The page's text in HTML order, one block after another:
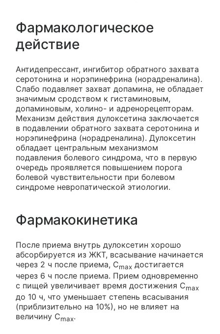
Фармакологическое
действие
Антидепрессант, ингибитор обратного захвата
серотонина и норэпинефрина (норадреналина).
Слабо подавляет захват допамина, не обладает
значимым сродством к гистаминовым,
допаминовым, холино- и адренорецепторам.
Механизм действия дулоксетина заключается
в подавлении обратного захвата серотонина и
норэпинефрина (норадреналина). Дулоксетин
обладает центральным механизмом
подавления болевого синдрома, что в первую
очередь проявляется повышением порога
болевой чувствительности при болевом
синдроме невропатической этиологии.
Фармакокинетика
После приема внутрь дулоксетин хорошо
абсорбируется из ЖКТ, всасывание начинается
через 2 ч после приема, Cmax достигается
через 6 ч после приема. Прием одновременно
с пищей увеличивает время достижения Cmax
до 10 ч, что уменьшает степень всасывания
(приблизительно на 10%), но не влияет на
величину Cmax.